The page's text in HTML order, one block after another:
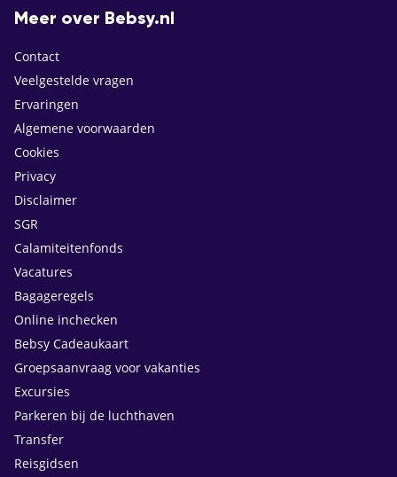
Meer over Bebsy.nl
Contact
Veelgestelde vragen
Ervaringen
Algemene voorwaarden
Cookies
Privacy
Disclaimer
SGR
Calamiteitenfonds
Vacatures
Bagageregels
Online inchecken
Bebsy Cadeaukaart
Groepsaanvraag voor vakanties
Excursies
Parkeren bij de luchthaven
Transfer
Reisgidsen